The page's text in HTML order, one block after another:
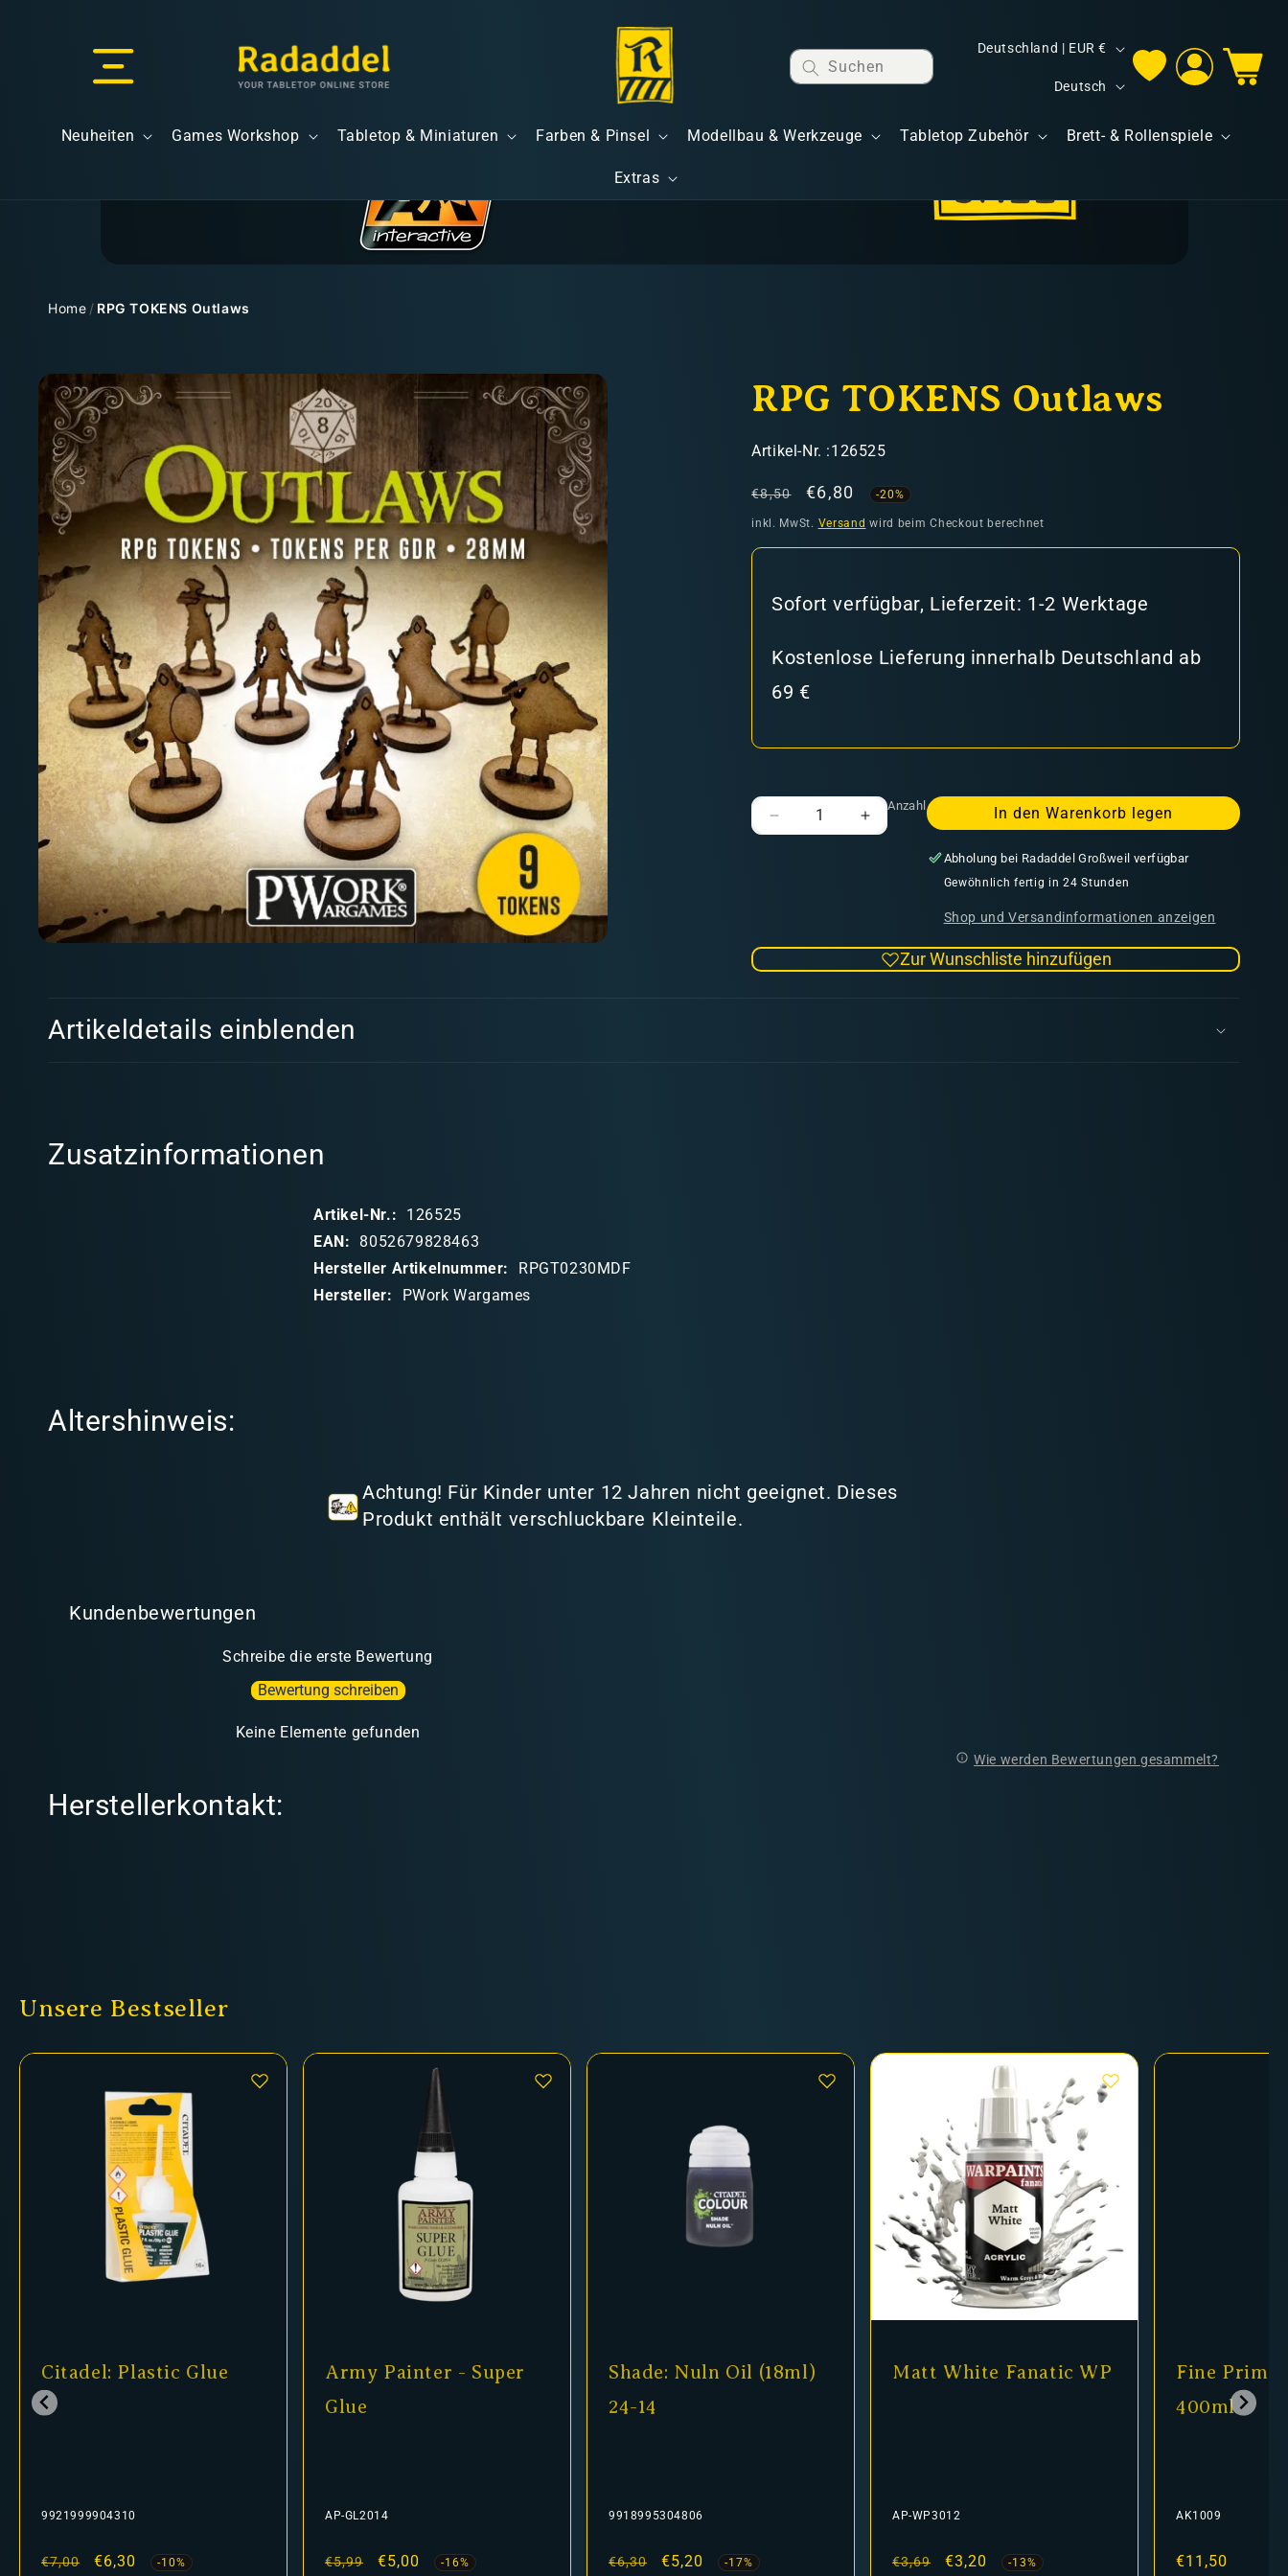
Neuheiten Games Workshop Tabletop & Miniaturen Farben & Pinsel Modellbau & Werkzeuge Tabletop Zubehör Brett- & Rollenspiele
Extras
Suchen
L
d
e
Deutschland | EUR €
r
c
Deutsch
EinloggenWarenkorb
Home / RPG TOKENS Outlaws
Zu
Produktinformationen
springen
RPG TOKENS Outlaws
SKU:
Artikel-Nr. :126525
Normaler
Preis
€8,50 Verkaufspreis
€6,80 -20%
inkl. MwSt. Versand wird beim Checkout berechnet
Sofort verfügbar, Lieferzeit: 1-2 Werktage
Kostenlose Lieferung innerhalb Deutschland ab
69 €
In den Warenkorb legen
Abholung bei Radaddel Großweil verfügbar
Gewöhnlich fertig in 24 Stunden
Shop und Versandinformationen anzeigen
Anzahl
Verringere
Outlaws
Erhöhe
Outlaws
Zur Wunschliste hinzufügen
i
a
n
Artikeldetails einblenden
Zusatzinformationen
Artikel-Nr.:
126525
EAN:
8052679828463
Hersteller Artikelnummer:
RPGT0230MDF
Hersteller:
PWork Wargames
Altershinweis:
Achtung! Für Kinder unter 12 Jahren nicht geeignet. Dieses
Produkt enthält verschluckbare Kleinteile.
Kundenbewertungen
Schreibe die erste Bewertung
Bewertung schreiben
Keine Elemente gefunden
Wie werden Bewertungen gesammelt?
Herstellerkontakt:
Unsere Bestseller
Citadel: Plastic Glue
9921999904310
Normaler
€7,00 Verkaufspreis
€6,30 -10%
Army Painter - Super
Glue
AP-GL2014
Normaler
€5,99 Verkaufspreis
€5,00 -16%
Shade: Nuln Oil (18ml)
24-14
9918995304806
Normaler
€6,30 Verkaufspreis
€5,20 -17%
Matt White Fanatic WP
AP-WP3012
Normaler
€3,69 Verkaufspreis
€3,20 -13%
Fine
400ml
AK1009
Normaler
€11,50
Kostenloser Versand
Deutschland: ab 69 €
Österreich & EU: ab200 €
Schweiz: ab350 €
Nicht-EU: kein kostenloser Versand
Lieferungen in Nicht-EU-Länder (z. B. Schweiz)
nicht im Kaufpreis oder in den Versandkosten
enthalten